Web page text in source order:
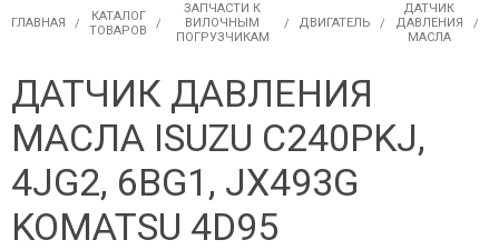
ГЛАВНАЯ
КАТАЛОГ
ТОВАРОВ
ЗАПЧАСТИ К
ВИЛОЧНЫМ
ПОГРУЗЧИКАМ
ДВИГАТЕЛЬ
ДАТЧИК
ДАВЛЕНИЯ
МАСЛА
ДАТЧИК ДАВЛЕНИЯ
МАСЛА ISUZU C240PKJ,
4JG2, 6BG1, JX493G
KOMATSU 4D95